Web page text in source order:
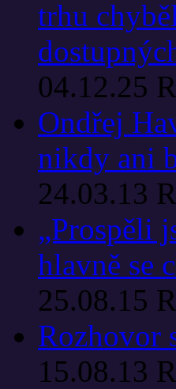
trhu
04.12.25
Ondřej
nikdy ani
24.03.13
„Prospěli
hlavně se
25.08.15
Rozhovor
15.08.13